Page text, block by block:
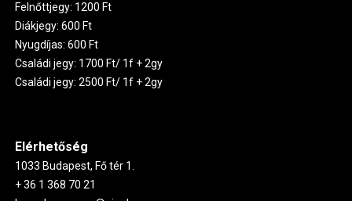
Felnőttjegy: 1200 Ft
Diákjegy: 600 Ft
Nyugdíjas: 600 Ft
Családi jegy: 1700 Ft/ 1f + 2gy
Családi jegy: 2500 Ft/ 1f + 2gy
Elérhetőség
1033 Budapest, Fő tér 1.
+ 36 1 368 70 21